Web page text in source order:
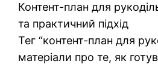
Контент-план для
та практичний підхід
Тег “контент-план для
матеріали про те, як